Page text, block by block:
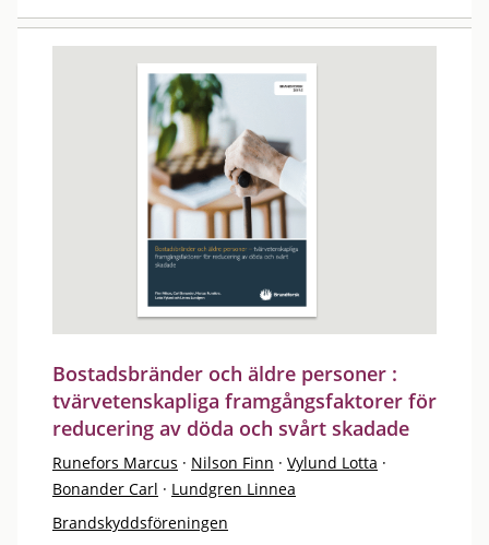
Bostadsbränder och äldre personer :
tvärvetenskapliga framgångsfaktorer för
reducering av döda och svårt skadade
Runefors Marcus · Nilson Finn · Vylund Lotta ·
Bonander Carl · Lundgren Linnea
Brandskyddsföreningen